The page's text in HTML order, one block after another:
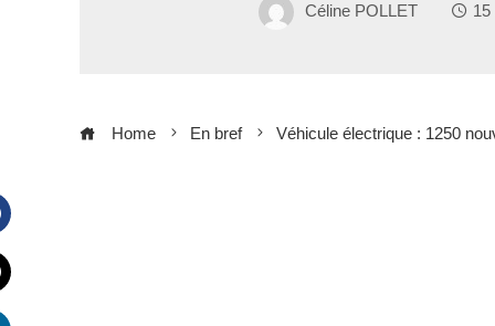
Céline POLLET 15
Home En bref Véhicule électrique : 1250